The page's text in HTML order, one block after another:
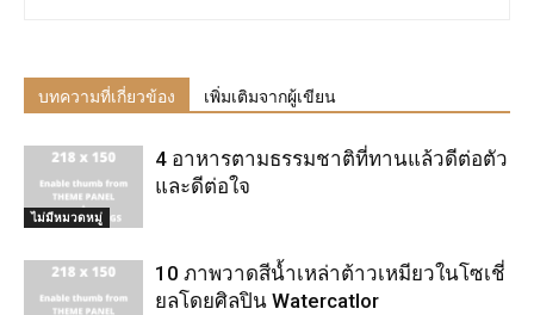
บทความที่เกี่ยวข้อง เพิ่มเติมจากผู้เขียน
ไม่มีหมวดหมู่
4 อาหารตามธรรมชาติที่ทานแล้วดีต่อตัว
และดีต่อใจ
10 ภาพวาดสีน้ำเหล่าต้าวเหมียวในโซเชี่
ยลโดยศิลปิน Watercatlor